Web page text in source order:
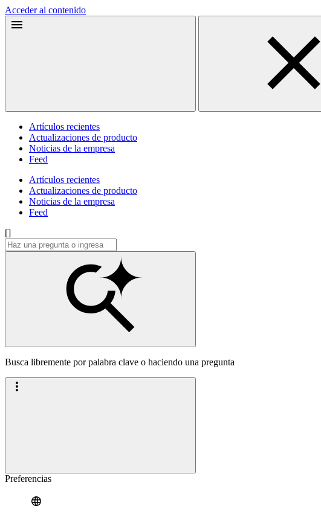
Acceder al contenido
Artículos recientes
Actualizaciones de producto
Noticias de la empresa
Feed
Artículos recientes
Actualizaciones de producto
Noticias de la empresa
Feed
[]
Busca libremente por palabra clave o haciendo una pregunta
Preferencias